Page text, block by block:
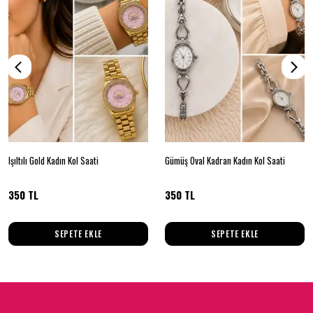
Işıltılı Gold Kadın Kol Saati
350 TL
SEPETE EKLE
Gümüş Oval Kadran Kadın Kol Saati
350 TL
SEPETE EKLE